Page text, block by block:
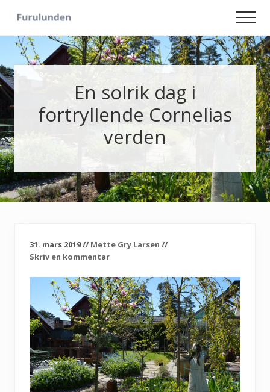
main
content
primary
sidebar
Hageliv
Lise
for
sjelen
En solrik dag i
fortryllende Cornelias
verden
31. mars 2019// Mette Gry Larsen //
Skriv en kommentar